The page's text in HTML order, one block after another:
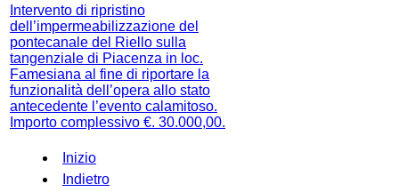
Intervento di ripristino
dell’impermeabilizzazione del
pontecanale del Riello sulla
tangenziale di Piacenza in loc.
Famesiana al fine di riportare la
funzionalità dell’opera allo stato
antecedente l’evento calamitoso.
Importo complessivo €. 30.000,00.
Inizio
Indietro